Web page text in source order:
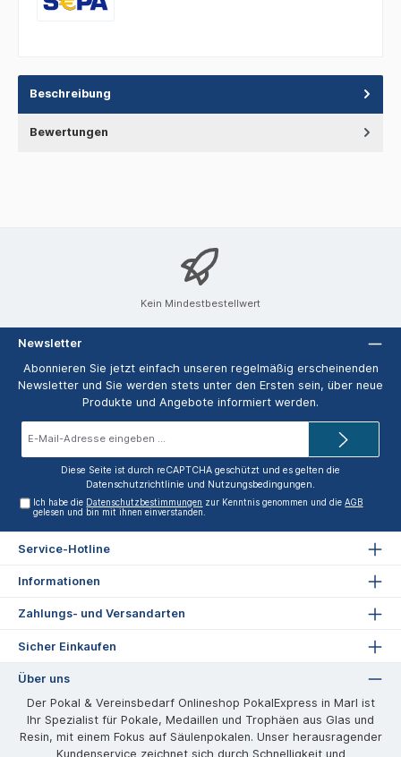
Beschreibung
Bewertungen
Kein Mindestbestellwert
Newsletter
Abonnieren Sie jetzt einfach unseren regelmäßig erscheinenden
Newsletter und Sie werden stets unter den Ersten sein, über neue
Produkte und Angebote informiert werden.
Diese Seite ist durch reCAPTCHA geschützt und es gelten die
Datenschutzrichtlinie und Nutzungsbedingungen.
Ich habe die Datenschutzbestimmungen zur Kenntnis genommen und dieAGB
gelesen und bin mit ihnen einverstanden.
Service-Hotline
Informationen
Zahlungs- und Versandarten
Sicher Einkaufen
Über uns
Der Pokal & Vereinsbedarf Onlineshop PokalExpress in Marl ist
Ihr Spezialist für Pokale, Medaillen und Trophäen aus Glas und
Resin, mit einem Fokus auf Säulenpokalen. Unser herausragender
Kundenservice zeichnet sich durch Schnelligkeit und